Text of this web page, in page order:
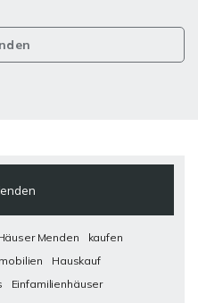
Menden
kaufen
Hauskauf
Einfamilienhäuser